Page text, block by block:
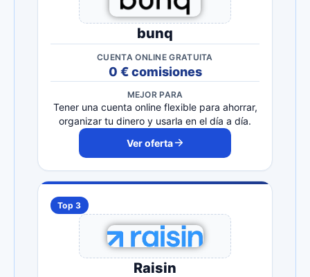
bunq
CUENTA ONLINE GRATUITA
0 € comisiones
MEJOR PARA
Tener una cuenta online flexible para ahorrar,
organizar tu dinero y usarla en el día a día.
Ver oferta
Top 3
Raisin